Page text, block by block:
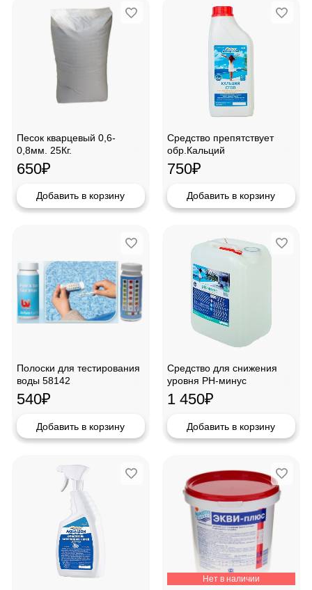
Песок кварцевый 0,6-
0,8мм. 25Кг.
650₽
Добавить в корзину
Средство препятствует
обр.Кальций
Стоп"AQUALEON"1кг
750₽
Добавить в корзину
Полоски для тестирования
воды 58142
540₽
Добавить в корзину
Средство для снижения
уровня PH-минус
"Aqualeon" жидкий 12кг
1 450₽
Добавить в корзину
Нет в наличии